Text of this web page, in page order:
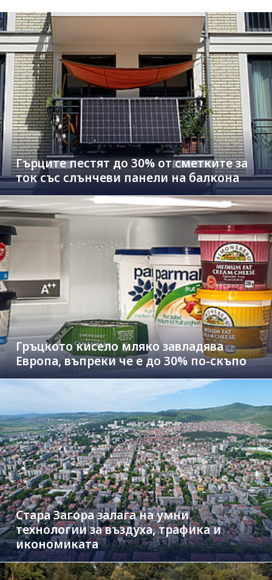
Гърците пестят до 30% от сметките за
ток със слънчеви панели на балкона
Гръцкото кисело мляко завладява
Европа, въпреки че е до 30% по-скъпо
Стара Загора залага на умни
технологии за въздуха, трафика и
икономиката